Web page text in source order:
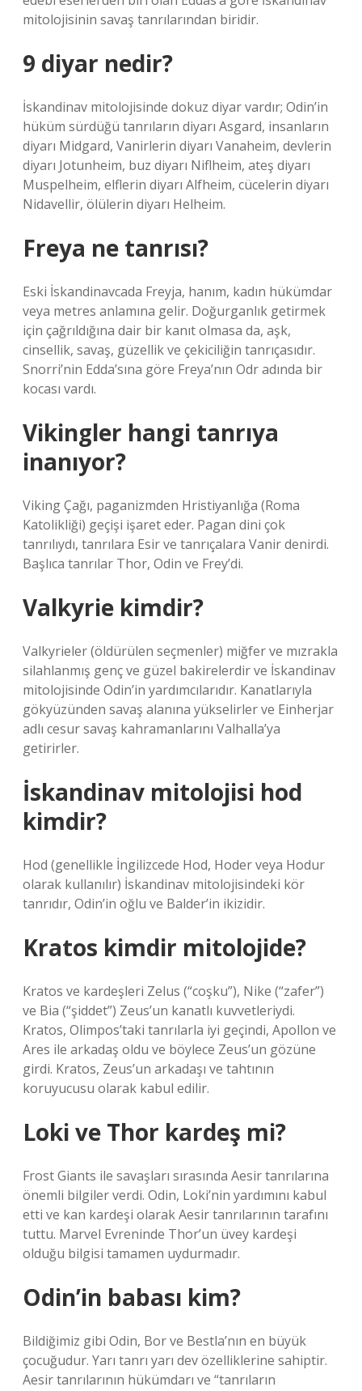
mitolojisinin savaş tanrılarından biridir.
9 diyar nedir?
İskandinav mitolojisinde dokuz diyar vardır; Odin’in
hüküm sürdüğü tanrıların diyarı Asgard, insanların
diyarı Midgard, Vanirlerin diyarı Vanaheim, devlerin
diyarı Jotunheim, buz diyarı Niflheim, ateş diyarı
Muspelheim, elflerin diyarı Alfheim, cücelerin diyarı
Nidavellir, ölülerin diyarı Helheim.
Freya ne tanrısı?
Eski İskandinavcada Freyja, hanım, kadın hükümdar
veya metres anlamına gelir. Doğurganlık getirmek
için çağrıldığına dair bir kanıt olmasa da, aşk,
cinsellik, savaş, güzellik ve çekiciliğin tanrıçasıdır.
Snorri’nin Edda’sına göre Freya’nın Odr adında bir
kocası vardı.
Vikingler hangi tanrıya
inanıyor?
Viking Çağı, paganizmden Hristiyanlığa (Roma
Katolikliği) geçişi işaret eder. Pagan dini çok
tanrılıydı, tanrılara Esir ve tanrıçalara Vanir denirdi.
Başlıca tanrılar Thor, Odin ve Frey’di.
Valkyrie kimdir?
Valkyrieler (öldürülen seçmenler) miğfer ve mızrakla
silahlanmış genç ve güzel bakirelerdir ve İskandinav
mitolojisinde Odin’in yardımcılarıdır. Kanatlarıyla
gökyüzünden savaş alanına yükselirler ve Einherjar
adlı cesur savaş kahramanlarını Valhalla’ya
getirirler.
İskandinav mitolojisi hod
kimdir?
Hod (genellikle İngilizcede Hod, Hoder veya Hodur
olarak kullanılır) İskandinav mitolojisindeki kör
tanrıdır, Odin’in oğlu ve Balder’in ikizidir.
Kratos kimdir mitolojide?
Kratos ve kardeşleri Zelus (“coşku”), Nike (“zafer”)
ve Bia (“şiddet”) Zeus’un kanatlı kuvvetleriydi.
Kratos, Olimpos’taki tanrılarla iyi geçindi, Apollon ve
Ares ile arkadaş oldu ve böylece Zeus’un gözüne
girdi. Kratos, Zeus’un arkadaşı ve tahtının
koruyucusu olarak kabul edilir.
Loki ve Thor kardeş mi?
Frost Giants ile savaşları sırasında Aesir tanrılarına
önemli bilgiler verdi. Odin, Loki’nin yardımını kabul
etti ve kan kardeşi olarak Aesir tanrılarının tarafını
tuttu. Marvel Evreninde Thor’un üvey kardeşi
olduğu bilgisi tamamen uydurmadır.
Odin’in babası kim?
Bildiğimiz gibi Odin, Bor ve Bestla’nın en büyük
çocuğudur. Yarı tanrı yarı dev özelliklerine sahiptir.
Aesir tanrılarının hükümdarı ve “tanrıların